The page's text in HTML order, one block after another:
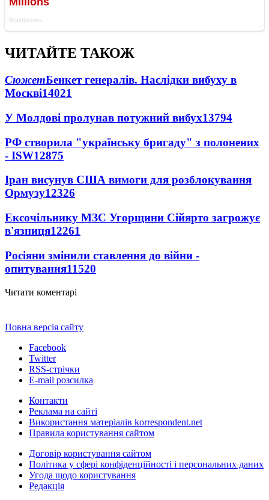
ЧИТАЙТЕ ТАКОЖ
СюжетБенкет генералів. Наслідки вибуху в
Москві14021
У Молдові пролунав потужний вибух13794
РФ створила "українську бригаду" з полонених
- ISW12875
Іран висунув США вимоги для розблокування
Ормузу12326
Ексочільнику МЗС Угорщини Сійярто загрожує
в'язниця12261
Росіяни змінили ставлення до війни -
опитування11520
Читати коментарі
Повна версія сайту
Facebook
Twitter
RSS-стрічки
E-mail розсилка
Контакти
Реклама на сайті
Використання матеріалів korrespondent.net
Правила користування сайтом
Договір користування сайтом
Політика у сфері конфіденційності і персональних даних
Угода щодо користування
Редакція